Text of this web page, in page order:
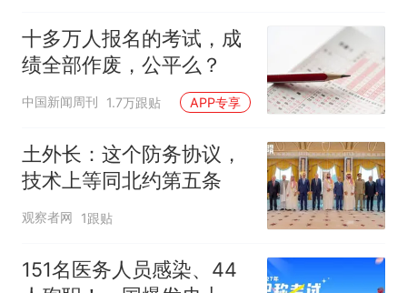
十多万人报名的考试，成
绩全部作废，公平么？
中国新闻周刊 1.7万跟贴 APP专享
土外长：这个防务协议，
技术上等同北约第五条
观察者网 1跟贴
151名医务人员感染、44